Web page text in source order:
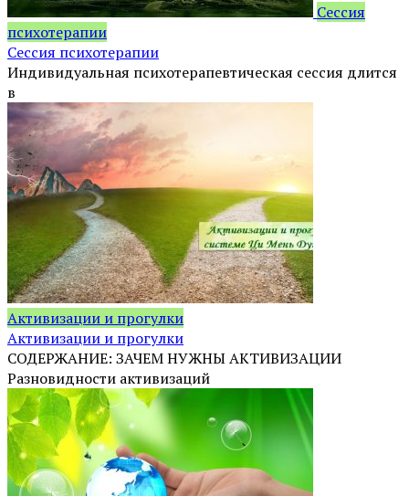
Сессия
психотерапии
Сессия психотерапии
Индивидуальная психотерапевтическая сессия длится
в
Активизации и прогулки
Активизации и прогулки
СОДЕРЖАНИЕ: ЗАЧЕМ НУЖНЫ АКТИВИЗАЦИИ
Разновидности активизаций